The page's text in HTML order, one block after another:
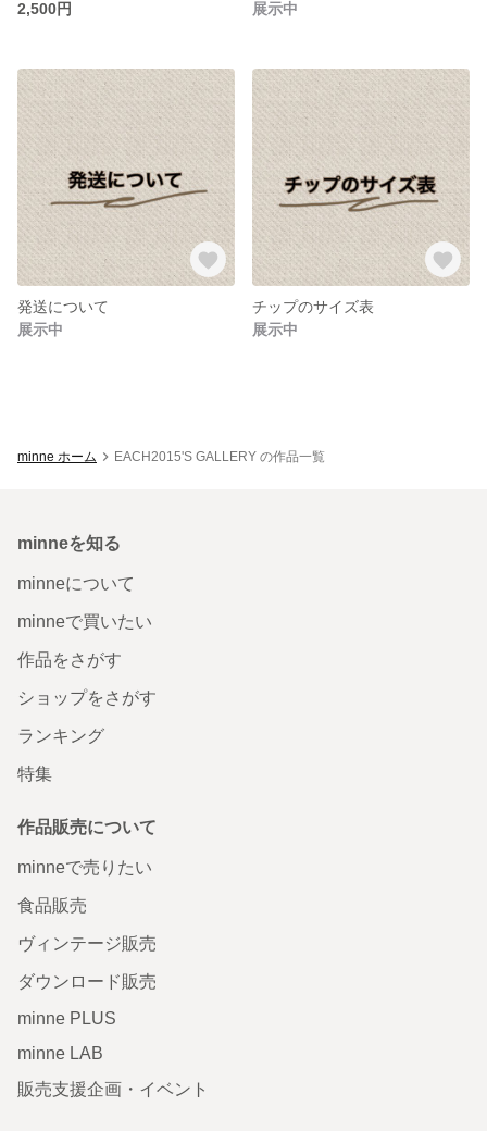
2,500円 展示中
発送について
展示中
チップのサイズ表
展示中
minne ホーム EACH2015'S GALLERY の作品一覧
minneを知る
minneについて
minneで買いたい
作品をさがす
ショップをさがす
ランキング
特集
作品販売について
minneで売りたい
食品販売
ヴィンテージ販売
ダウンロード販売
minne PLUS
minne LAB
販売支援企画・イベント